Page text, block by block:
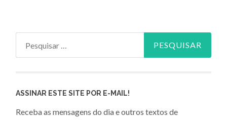
ASSINAR ESTE SITE POR E-MAIL!
Receba as mensagens do dia e outros textos de